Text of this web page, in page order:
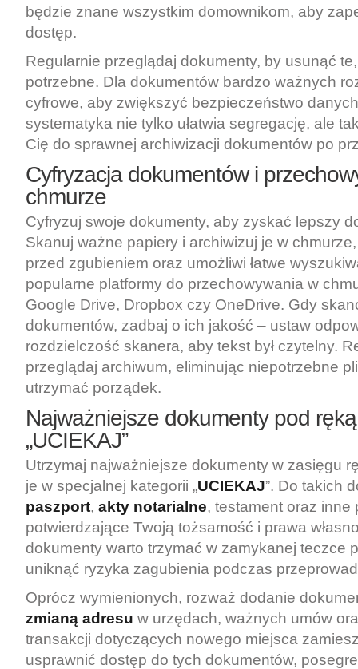
będzie znane wszystkim domownikom, aby
dostęp.
Regularnie przeglądaj dokumenty, by usunąć
potrzebne. Dla dokumentów bardzo ważnych
cyfrowe, aby zwiększyć bezpieczeństwo
systematyka nie tylko ułatwia segregację, ale
Cię do sprawnej archiwizacji dokumentów po
Cyfryzacja dokumentów i
chmurze
Cyfryzuj swoje dokumenty, aby zyskać lepszy
Skanuj ważne papiery i archiwizuj je w
przed zgubieniem oraz umożliwi łatwe
popularne platformy do przechowywania w
Google Drive, Dropbox czy OneDrive. Gdy
dokumentów, zadbaj o ich jakość – ustaw
rozdzielczość skanera, aby tekst był czytelny.
przeglądaj archiwum, eliminując niepotrzebne
utrzymać porządek.
Najważniejsze dokumenty pod
„UCIEKAJ”
Utrzymaj najważniejsze dokumenty w zasięgu
je w specjalnej kategorii „UCIEKAJ”. Do takich
paszport, akty notarialne, testament oraz inne
potwierdzające Twoją tożsamość i prawa
dokumenty warto trzymać w zamykanej teczce
uniknąć ryzyka zagubienia podczas
Oprócz wymienionych, rozważ dodanie
zmianą adresu w urzędach, ważnych umów
transakcji dotyczących nowego miejsca
usprawnić dostęp do tych dokumentów,